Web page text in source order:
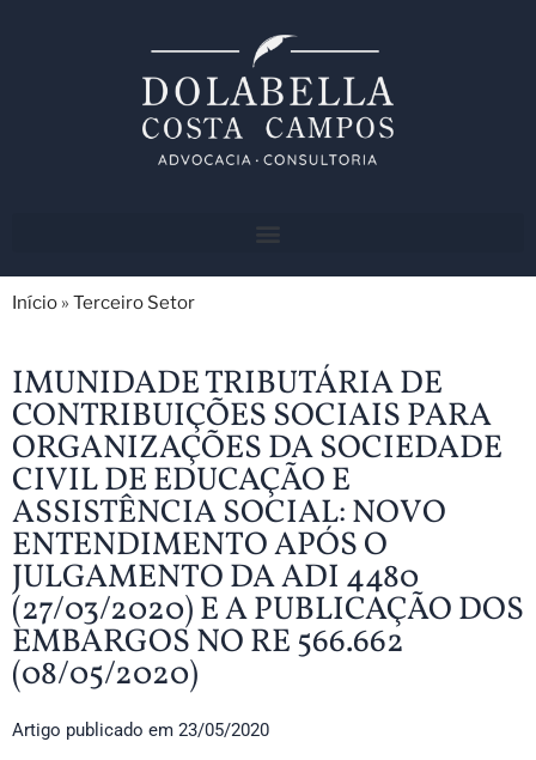
Início » Terceiro Setor
IMUNIDADE TRIBUTÁRIA DE
CONTRIBUIÇÕES SOCIAIS PARA
ORGANIZAÇÕES DA SOCIEDADE
CIVIL DE EDUCAÇÃO E
ASSISTÊNCIA SOCIAL: NOVO
ENTENDIMENTO APÓS O
JULGAMENTO DA ADI 4480
(27/03/2020) E A PUBLICAÇÃO DOS
EMBARGOS NO RE 566.662
(08/05/2020)
Artigo publicado em 23/05/2020